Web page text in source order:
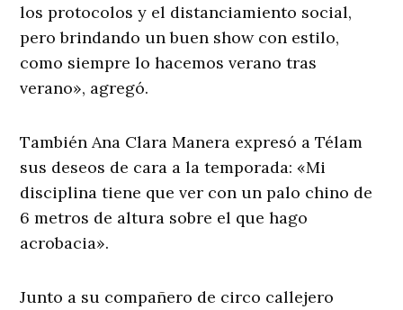
los protocolos y el distanciamiento social,
pero brindando un buen show con estilo,
como siempre lo hacemos verano tras
verano», agregó.
También Ana Clara Manera expresó a Télam
sus deseos de cara a la temporada: «Mi
disciplina tiene que ver con un palo chino de
6 metros de altura sobre el que hago
acrobacia».
Junto a su compañero de circo callejero